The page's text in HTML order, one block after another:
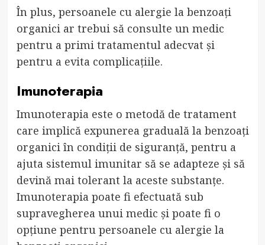
În plus, persoanele cu alergie la benzoați
organici ar trebui să consulte un medic
pentru a primi tratamentul adecvat și
pentru a evita complicațiile.
Imunoterapia
Imunoterapia este o metodă de tratament
care implică expunerea graduală la benzoați
organici în condiții de siguranță, pentru a
ajuta sistemul imunitar să se adapteze și să
devină mai tolerant la aceste substanțe.
Imunoterapia poate fi efectuată sub
supravegherea unui medic și poate fi o
opțiune pentru persoanele cu alergie la